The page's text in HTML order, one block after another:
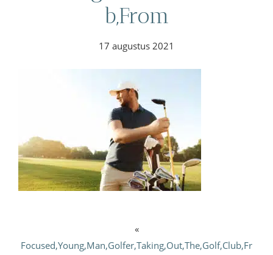
b,From
17 augustus 2021
«
Focused,Young,Man,Golfer,Taking,Out,The,Golf,Club,Fr